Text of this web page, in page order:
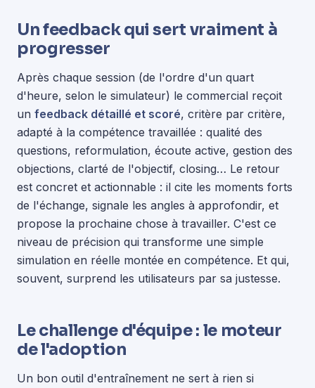
Un feedback qui sert vraiment à
progresser
Après chaque session (de l'ordre d'un quart
d'heure, selon le simulateur) le commercial reçoit
un feedback détaillé et scoré, critère par critère,
adapté à la compétence travaillée : qualité des
questions, reformulation, écoute active, gestion des
objections, clarté de l'objectif, closing… Le retour
est concret et actionnable : il cite les moments forts
de l'échange, signale les angles à approfondir, et
propose la prochaine chose à travailler. C'est ce
niveau de précision qui transforme une simple
simulation en réelle montée en compétence. Et qui,
souvent, surprend les utilisateurs par sa justesse.
Le challenge d'équipe : le moteur
de l'adoption
Un bon outil d'entraînement ne sert à rien si